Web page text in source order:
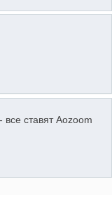
все ставят Aozoom